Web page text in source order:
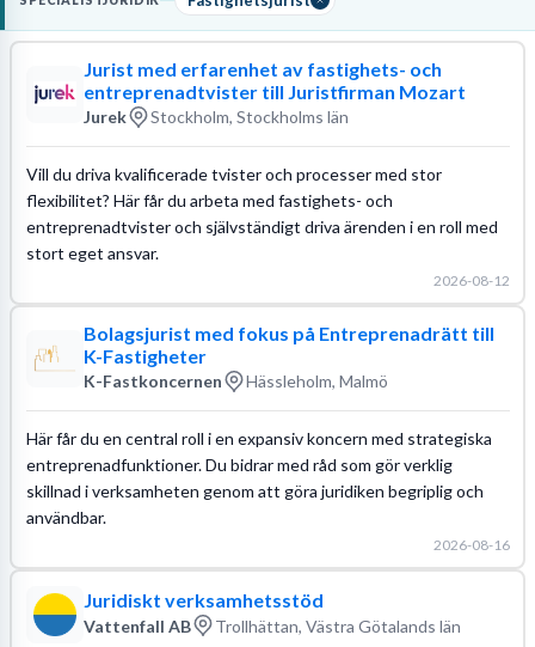
praktiska ärenden.
Läs mer om yrket:
Löneguide Arbetsuppgifter Utbildningsguide
Jurist med erfarenhet av fastighets- och
entreprenadtvister till Juristfirman Mozart
Jurek Stockholm, Stockholms län
Vill du driva kvalificerade tvister och processer med stor
flexibilitet? Här får du arbeta med fastighets- och
entreprenadtvister och självständigt driva ärenden i en roll med
stort eget ansvar.
2026-08-12
Bolagsjurist med fokus på Entreprenadrätt till
K-Fastigheter
K-Fastkoncernen Hässleholm, Malmö
Här får du en central roll i en expansiv koncern med strategiska
entreprenadfunktioner. Du bidrar med råd som gör verklig
skillnad i verksamheten genom att göra juridiken begriplig och
användbar.
2026-08-16
Juridiskt verksamhetsstöd
Vattenfall AB Trollhättan, Västra Götalands län